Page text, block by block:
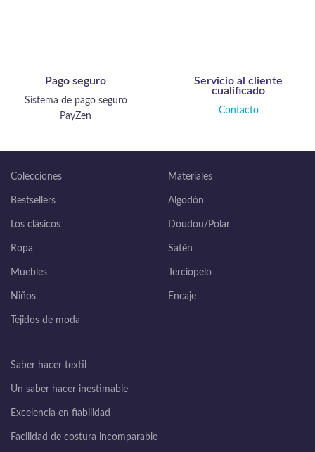
Pago seguro
Sistema de pago seguro
PayZen
Servicio al cliente
cualificado
Contacto
Colecciones
Bestsellers
Los clásicos
Ropa
Muebles
Niños
Tejidos de moda
Materiales
Algodón
Doudou/Polar
Satén
Terciopelo
Encaje
Saber hacer textil
Un saber hacer inestimable
Excelencia en fiabilidad
Facilidad de costura incomparable